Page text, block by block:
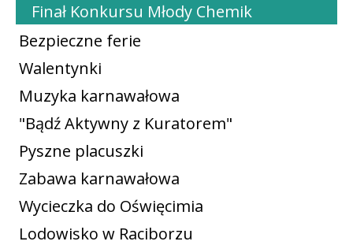
Finał Konkursu Młody Chemik
Bezpieczne ferie
Walentynki
Muzyka karnawałowa
"Bądź Aktywny z Kuratorem"
Pyszne placuszki
Zabawa karnawałowa
Wycieczka do Oświęcimia
Lodowisko w Raciborzu